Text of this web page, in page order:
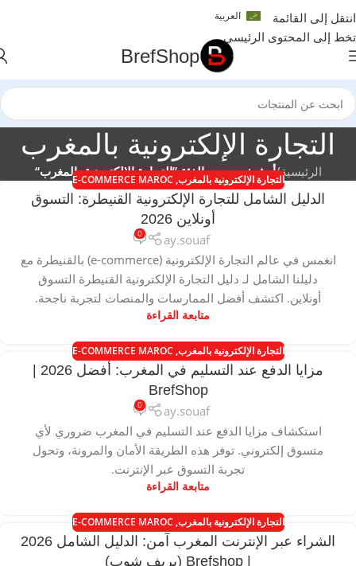
انتقل إلى القائمة
تخط إلى المحتوى الرئيسي
العربية
BrefShop
التجارة الإلكترونية بالمغرب
الرئيسية/أرشيف حسب الفئة ”التجارة الإلكترونية بالمغرب“
التجارة الإلكترونية بالمغرب,
E-COMMERCE MAROC
الدليل الشامل للتجارة الإلكترونية القنيطرة: التسوق
أونلاين 2026
ay.souaf
0
انغمس في عالم التجارة الإلكترونية (e-commerce) بالقنيطرة مع
دليلنا الشامل لـ دليل التجارة الإلكترونية القنيطرة التسوق
أونلاين. اكتشف أفضل الممارسات والمنصات لتجربة ناجحة.
متابعة القراءة
التجارة الإلكترونية بالمغرب,
E-COMMERCE MAROC
BrefShop
ay.souaf
0
استكشاف مزايا الدفع عند التسليم في المغرب ضروري لأي
متسوق إلكتروني. توفر هذه الطريقة الأمان والمرونة، وتحول
تجربة التسوق عبر الإنترنت.
متابعة القراءة
التجارة الإلكترونية بالمغرب,
E-COMMERCE MAROC
الشراء عبر الإنترنت المغرب آمن: الدليل الشامل 2026